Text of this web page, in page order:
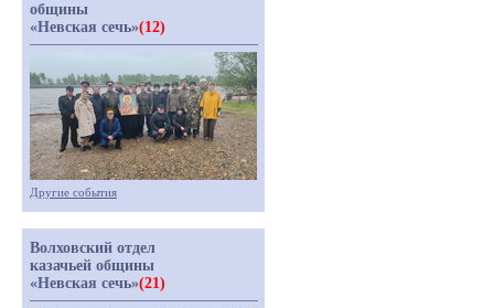
общины
«Невская сечь»(12)
Другие события
Волховский отдел
казачьей общины
«Невская сечь»(21)